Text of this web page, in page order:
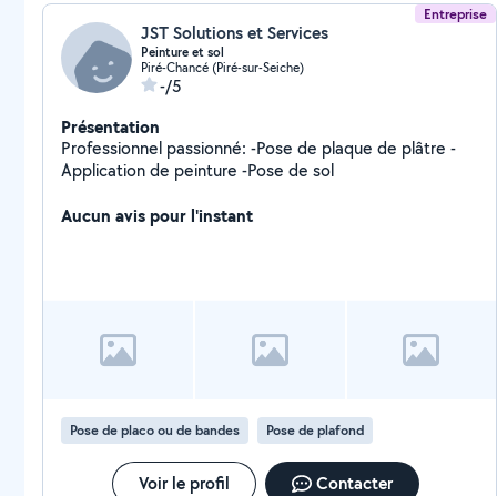
Entreprise
JST Solutions et Services
Peinture et sol
Piré-Chancé (Piré-sur-Seiche)
-/5
Présentation
Professionnel passionné: -Pose de plaque de plâtre -
Application de peinture -Pose de sol
Aucun avis pour l'instant
Pose de placo ou de bandes Pose de plafond
Voir le profil Contacter